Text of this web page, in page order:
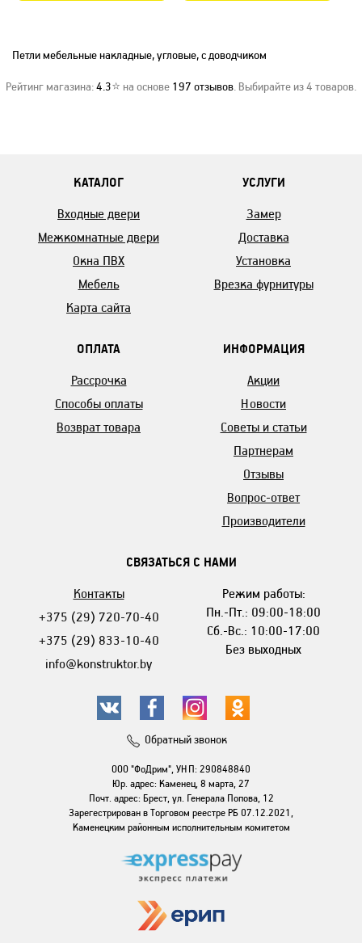
Петли мебельные накладные, угловые, с доводчиком
Рейтинг магазина:4.3⭐ на основе 197 отзывов. Выбирайте из 4 товаров.
КАТАЛОГ
Входные двери
Межкомнатные двери
Окна ПВХ
Мебель
Карта сайта
УСЛУГИ
Замер
Доставка
Установка
Врезка фурнитуры
ОПЛАТА
Рассрочка
Способы оплаты
Возврат товара
ИНФОРМАЦИЯ
Акции
Новости
Советы и статьи
Партнерам
Отзывы
Вопрос-ответ
Производители
СВЯЗАТЬСЯ С НАМИ
Контакты
+375 (29) 720-70-40
+375 (29) 833-10-40
info@konstruktor.by
Режим работы:
Пн.-Пт.: 09:00-18:00
Сб.-Вс.: 10:00-17:00
Без выходных
Обратный звонок
ООО "ФоДрим", УНП: 290848840
Юр. адрес: Каменец, 8 марта, 27
Почт. адрес: Брест, ул. Генерала Попова, 12
Зарегестрирован в Торговом реестре РБ 07.12.2021,
Каменецким районным исполнительным комитетом